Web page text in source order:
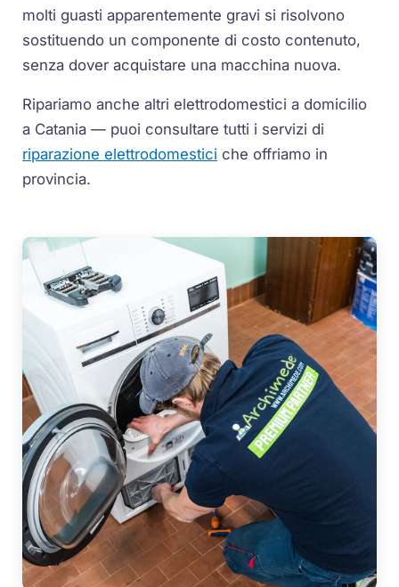
molti guasti apparentemente gravi si risolvono
sostituendo un componente di costo contenuto,
senza dover acquistare una macchina nuova.
Ripariamo anche altri elettrodomestici a domicilio
a Catania — puoi consultare tutti i servizi di
riparazione elettrodomestici che offriamo in
provincia.